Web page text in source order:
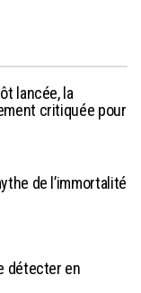
lancée, la
critiquée pour
de l’immortalité
détecter en